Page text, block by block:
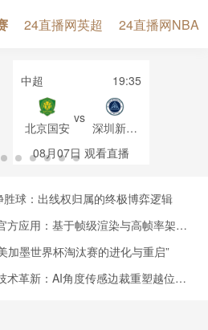
24直播网英超 24直播网NBA
中超 19:35
北京国安
vs
深圳新鹏
城
08月07日 观看直播
球：出线权归属的终极博弈逻辑
方应用：基于帧级渲染与高帧率架构
加墨世界杯淘汰赛的进化与重启”
术革新：AI角度传感边裁重塑越位判